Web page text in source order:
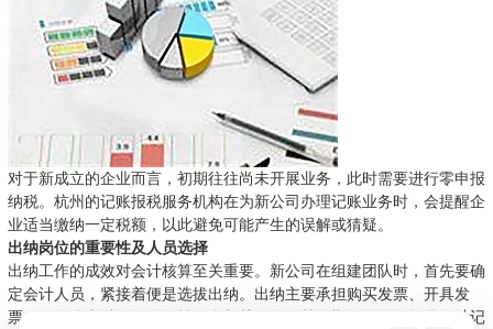
对于新成立的企业而言，初期往往尚未开展业务，此时需要进行零申报
纳税。杭州的记账报税服务机构在为新公司办理记账业务时，会提醒企
业适当缴纳一定税额，以此避免可能产生的误解或猜疑。
出纳岗位的重要性及人员选择
出纳工作的成效对会计核算至关重要。新公司在组建团队时，首先要确
定会计人员，紧接着便是选拔出纳。出纳主要承担购买发票、开具发
票、银行往来以及收付款等现金相关工作。其前期记录的数据是会计记